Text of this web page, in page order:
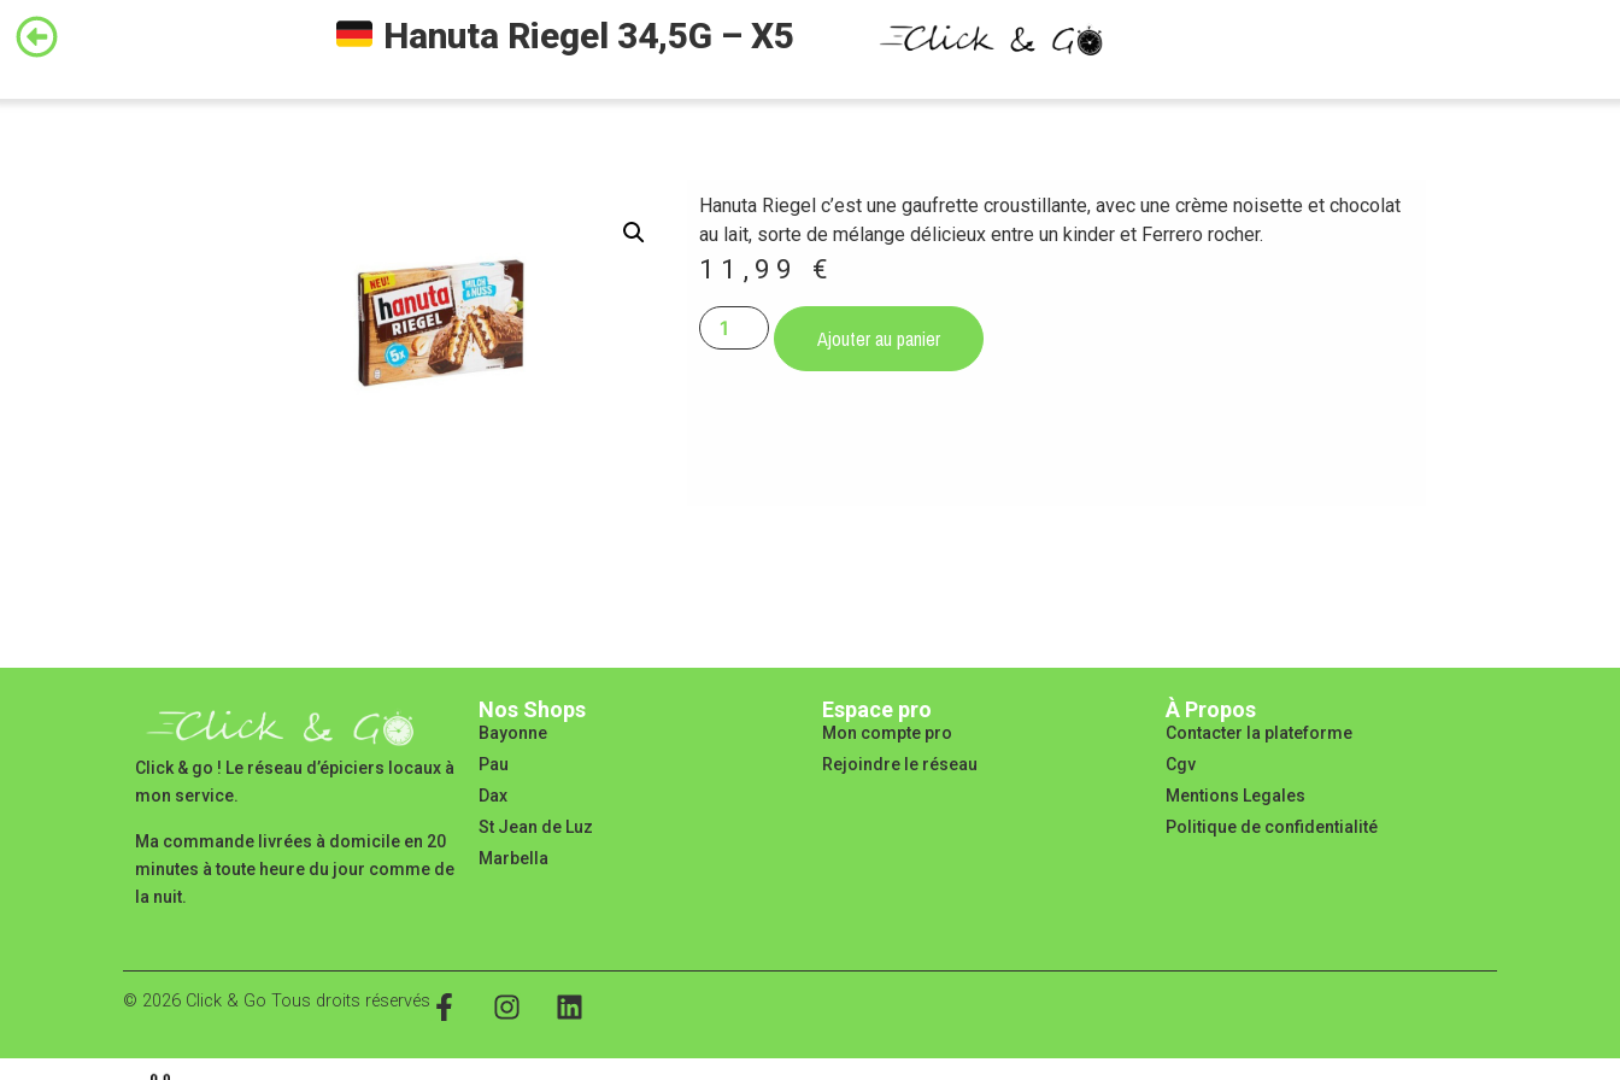
Hanuta Riegel 34,5G – X5
Hanuta Riegel c’est une gaufrette croustillante, avec une crème noisette et chocolat
au lait, sorte de mélange délicieux entre un kinder et Ferrero rocher.
11,99 €
Ajouter au panier
Click & go ! Le réseau d’épiciers locaux à
mon service.
Ma commande livrées à domicile en 20
minutes à toute heure du jour comme de
la nuit.
Nos Shops
Bayonne
Pau
Dax
St Jean de Luz
Marbella
Espace pro
Mon compte pro
Rejoindre le réseau
À Propos
Contacter la plateforme
Cgv
Mentions Legales
Politique de confidentialité
© 2026 Click & Go Tous droits réservés